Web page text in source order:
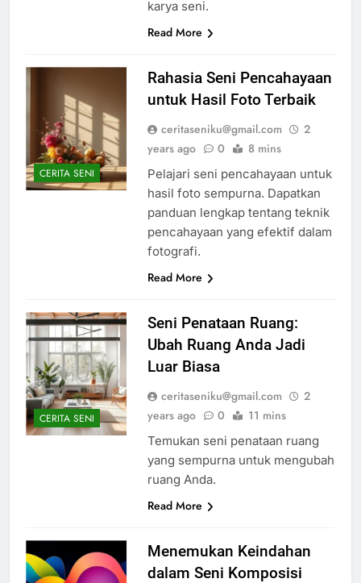
karya seni.
Read More
CERITA SENI
Rahasia Seni Pencahayaan
untuk Hasil Foto Terbaik
ceritaseniku@gmail.com
2
years ago
0 8 mins
Pelajari seni pencahayaan untuk
hasil foto sempurna. Dapatkan
panduan lengkap tentang teknik
pencahayaan yang efektif dalam
fotografi.
Read More
CERITA SENI
Seni Penataan Ruang:
Ubah Ruang Anda Jadi
Luar Biasa
ceritaseniku@gmail.com
2
years ago
0 11 mins
Temukan seni penataan ruang
yang sempurna untuk mengubah
ruang Anda.
Read More
Menemukan Keindahan
dalam Seni Komposisi